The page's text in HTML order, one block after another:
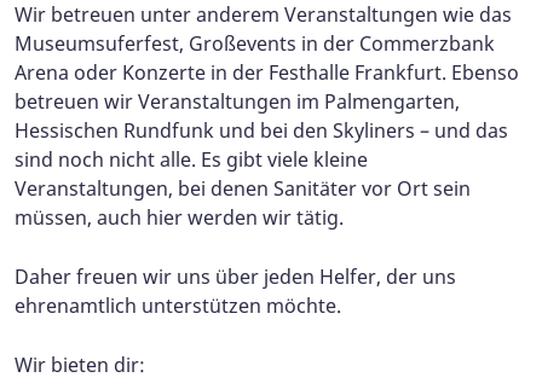
Wir betreuen unter anderem Veranstaltungen wie das
Museumsuferfest, Großevents in der Commerzbank
Arena oder Konzerte in der Festhalle Frankfurt. Ebenso
betreuen wir Veranstaltungen im Palmengarten,
Hessischen Rundfunk und bei den Skyliners – und das
sind noch nicht alle. Es gibt viele kleine
Veranstaltungen, bei denen Sanitäter vor Ort sein
müssen, auch hier werden wir tätig.
Daher freuen wir uns über jeden Helfer, der uns
ehrenamtlich unterstützen möchte.
Wir bieten dir: